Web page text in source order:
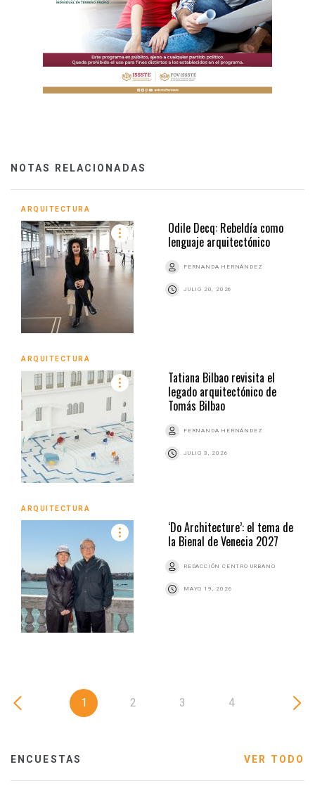
NOTAS RELACIONADAS
ARQUITECTURA
Odile Decq: Rebeldía como
lenguaje arquitectónico
FERNANDA HERNÁNDEZ
JULIO 20, 2026
ARQUITECTURA
Tatiana Bilbao revisita el
legado arquitectónico de
Tomás Bilbao
FERNANDA HERNÁNDEZ
JULIO 3, 2026
ARQUITECTURA
‘Do Architecture’: el tema de
la Bienal de Venecia 2027
REDACCIÓN CENTRO URBANO
MAYO 19, 2026
1 2 3 4
ENCUESTAS VER TODO